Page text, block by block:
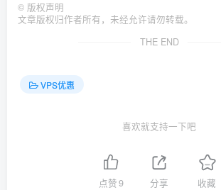
© 版权声明
文章版权归作者所有，未经允许请勿转载。
THE END
VPS优惠
喜欢就支持一下吧
点赞9 分享 收藏